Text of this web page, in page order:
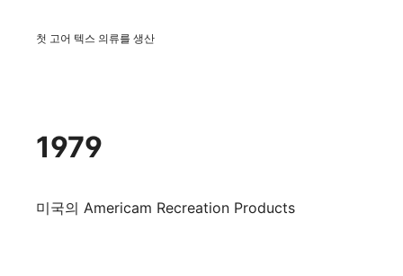
첫 고어 텍스 의류를 생산
1979
미국의 Americam Recreation Products